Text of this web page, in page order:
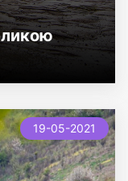
19-05-2021